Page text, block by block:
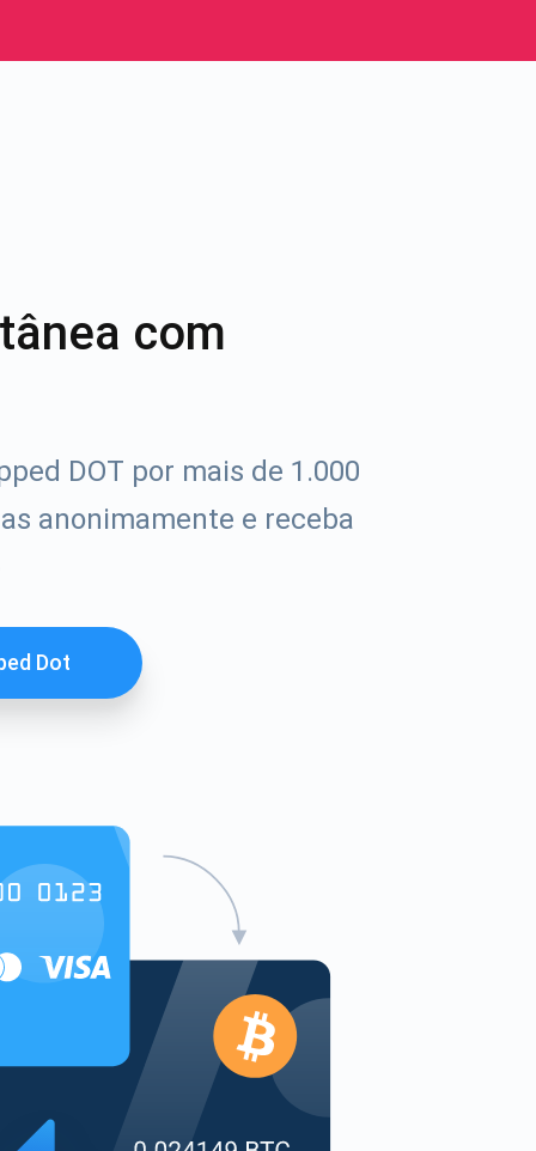
com
DOT por mais de 1.000
anonimamente e receba
Dot